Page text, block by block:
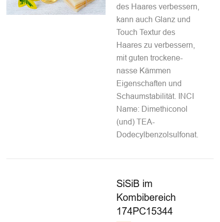
des Haares verbessern,
kann auch Glanz und
Touch Textur des
Haares zu verbessern,
mit guten trockene-
nasse Kämmen
Eigenschaften und
Schaumstabilität. INCI
Name: Dimethiconol
(und) TEA-
Dodecylbenzolsulfonat.
SiSiB im
Kombibereich
174PC15344